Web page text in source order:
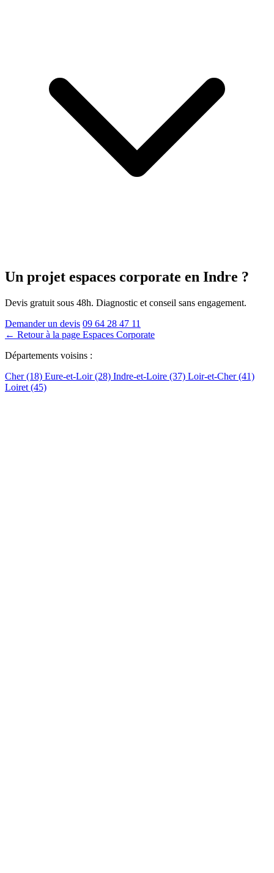
Un projet espaces corporate en Indre ?
Devis gratuit sous 48h. Diagnostic et conseil sans engagement.
Demander un devis 09 64 28 47 11
← Retour à la page Espaces Corporate
Départements voisins :
Cher (18) Eure-et-Loir (28) Indre-et-Loire (37) Loir-et-Cher (41)
Loiret (45)